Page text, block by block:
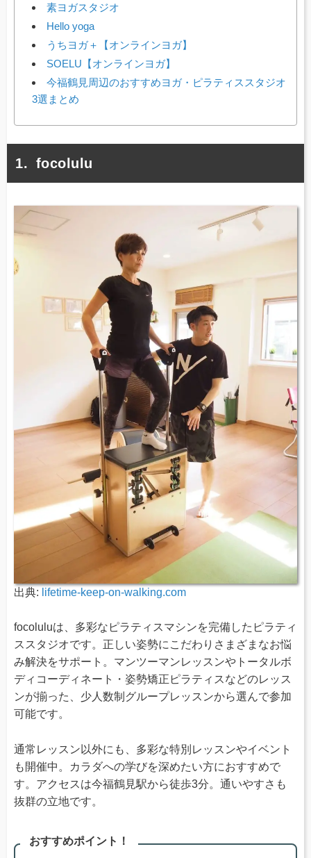
素ヨガスタジオ
Hello yoga
うちヨガ＋【オンラインヨガ】
SOELU【オンラインヨガ】
今福鶴見周辺のおすすめヨガ・ピラティススタジオ
3選まとめ
focolulu
出典: lifetime-keep-on-walking.com
focoluluは、多彩なピラティスマシンを完備したピラティ
ススタジオです。正しい姿勢にこだわりさまざまなお悩
み解決をサポート。マンツーマンレッスンやトータルボ
ディコーディネート・姿勢矯正ピラティスなどのレッス
ンが揃った、少人数制グループレッスンから選んで参加
可能です。
通常レッスン以外にも、多彩な特別レッスンやイベント
も開催中。カラダへの学びを深めたい方におすすめで
す。アクセスは今福鶴見駅から徒歩3分。通いやすさも
抜群の立地です。
おすすめポイント！